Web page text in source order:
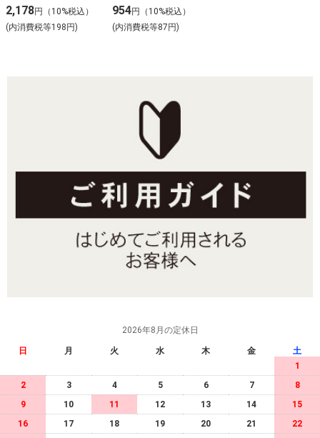
ックリン業務用
【花王 トイレ掃
2,178円（10%税込）
(内消費税等198円)
954円（10%税込）
(内消費税等87円)
2026年8月の定休日
日 月 火 水 木 金
土
1
2
3 4 5 6 7
8
9
10 11 12 13 14
15
16
17 18 19 20 21
22